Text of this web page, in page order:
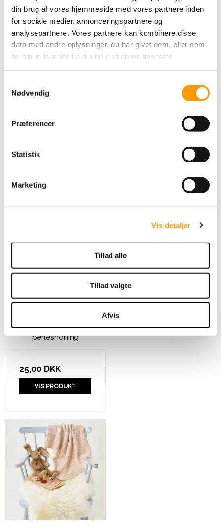
din brug af vores hjemmeside med vores partnere inden
for sociale medier, annonceringspartnere og
analysepartnere. Vores partnere kan kombinere disse
data med andre oplysninger, du har givet dem, eller som
de har indsamlet fra din brug af deres tjenester.
Nødvendig
Præferencer
Statistik
Marketing
Vis detaljer
Tillad alle
Tillad valgte
Afvis
Raglanbluse med
VIS PRODUKT
Sommertop med åben
perlesnoning
25,00 DKK
VIS PRODUKT